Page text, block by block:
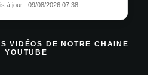
à jour : 09/08/2026 07:38
VIDÉOS DE NOTRE CHAINE
YOUTUBE